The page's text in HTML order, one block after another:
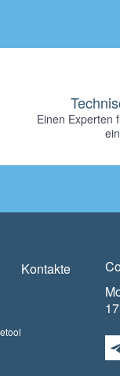
Einen Experten
Kontakte